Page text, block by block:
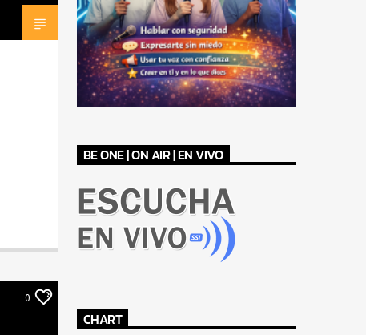
0
BE ONE | ON AIR | EN VIVO
CHART